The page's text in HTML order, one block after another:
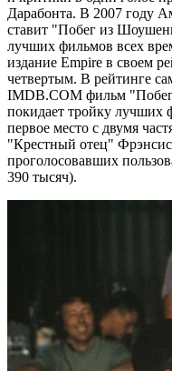
Дарабонта. В 2007 году
ставит "Побег из
лучших фильмов всех
издание Empire в своем
четвертым. В рейтинге
IMDB.COM фильм
покидает тройку лучших
первое место с двумя
"Крестный отец"
проголосовавших
390 тысяч).